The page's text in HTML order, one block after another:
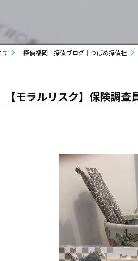
て 探偵福岡｜探偵ブログ｜つばめ探偵社
モラルリスク】保険調査